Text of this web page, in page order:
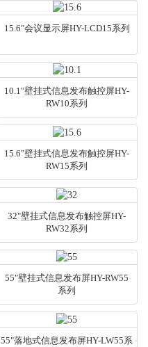
15.6"会议显示屏HY-LCD15系列
10.1"壁挂式信息发布触控屏HY-
RW10系列
15.6"壁挂式信息发布触控屏HY-
RW15系列
32"壁挂式信息发布触控屏HY-
RW32系列
55"壁挂式信息发布屏HY-RW55
系列
55"落地式信息发布屏HY-LW55系